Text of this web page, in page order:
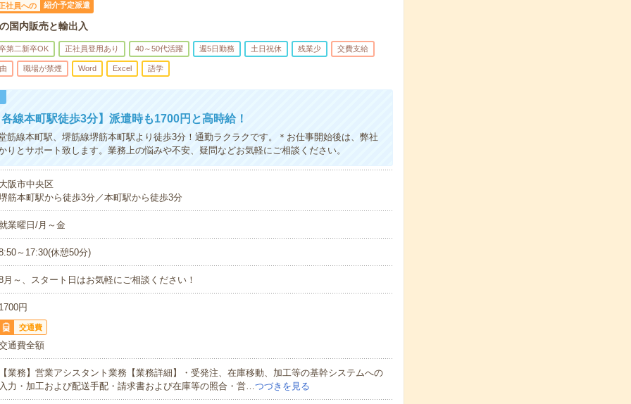
社員への 紹介予定派遣
国内販売と輸出入
第二新卒OK 正社員登用あり 40～50代活躍 週5日勤務 土日祝休 残業少 交費支給
職場が禁煙 Word Excel 語学
線本町駅徒歩3分】派遣時も1700円と高時給！
筋線本町駅、堺筋線堺筋本町駅より徒歩3分！通勤ラクラクです。＊お仕事開始後は、弊社
りとサポート致します。業務上の悩みや不安、疑問などお気軽にご相談ください。
阪市中央区
筋本町駅から徒歩3分／本町駅から徒歩3分
業曜日/月～金
～17:30(休憩50分)
月～、スタート日はお気軽にご相談ください！
円
交通費
通費全額
業務】営業アシスタント業務【業務詳細】・受発注、在庫移動、加工等の基幹システムへの
力・加工および配送手配・請求書および在庫等の照合・営…つづきを見る